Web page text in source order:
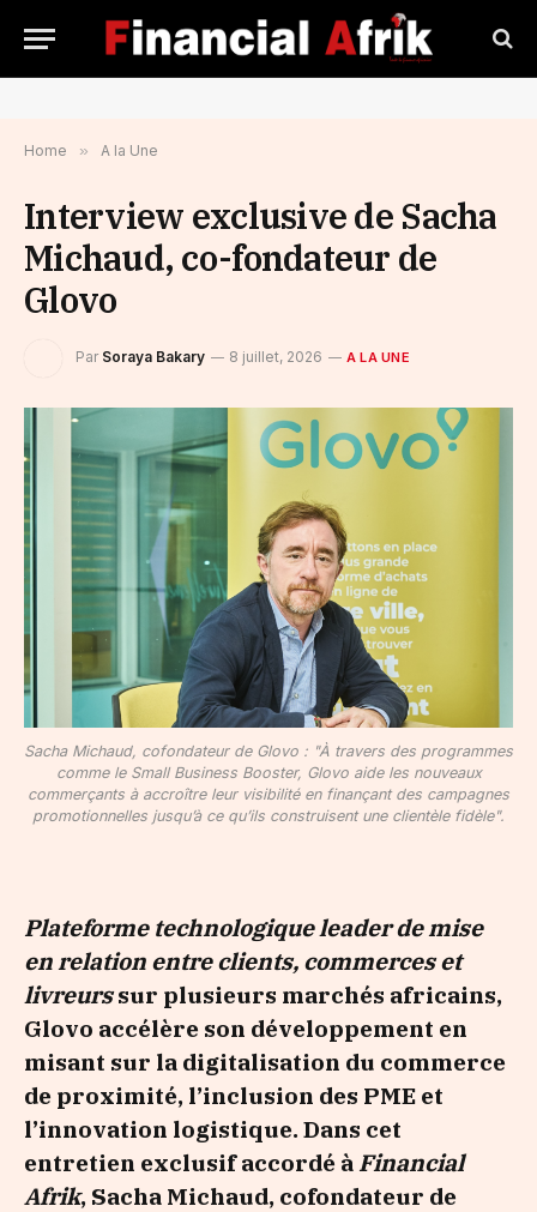
Home » A la Une
Interview exclusive de Sacha
Michaud, co-fondateur de
Glovo
Par Soraya Bakary 8 juillet, 2026 A LA UNE
Sacha Michaud, cofondateur de Glovo : "À travers des programmes
comme le Small Business Booster, Glovo aide les nouveaux
commerçants à accroître leur visibilité en finançant des campagnes
promotionnelles jusqu’à ce qu’ils construisent une clientèle fidèle".
Plateforme technologique leader de mise
en relation entre clients, commerces et
livreurssur plusieurs marchés africains,
Glovo accélère son développement en
misant sur la digitalisation du commerce
de proximité, l’inclusion des PME et
l’innovation logistique. Dans cet
entretien exclusif accordé à Financial
Afrik, Sacha Michaud, cofondateur de